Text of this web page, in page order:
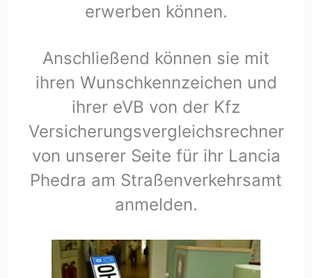
erwerben können.
Anschließend können sie mit
ihren Wunschkennzeichen und
ihrer eVB von der Kfz
Versicherungsvergleichsrechner
von unserer Seite für ihr Lancia
Phedra am Straßenverkehrsamt
anmelden.